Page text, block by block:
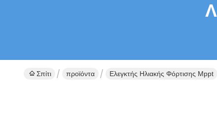
Σπίτι προϊόντα Ελεγκτής Ηλιακής Φόρτισης Mppt